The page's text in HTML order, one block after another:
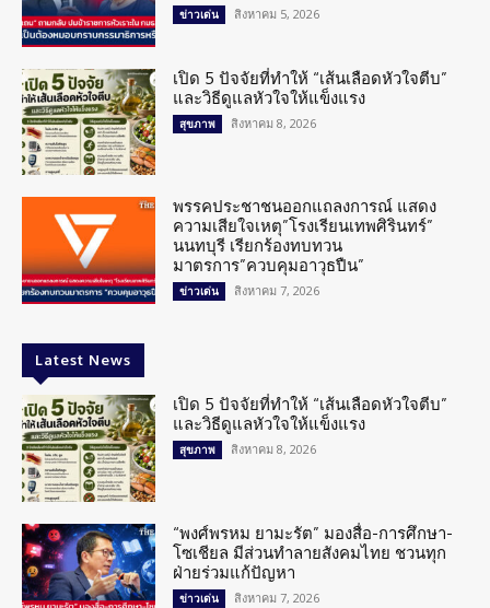
ข่าวเด่น สิงหาคม 5, 2026
เปิด 5 ปัจจัยที่ทำให้ “เส้นเลือดหัวใจตีบ”
และวิธีดูแลหัวใจให้แข็งแรง
สุขภาพ สิงหาคม 8, 2026
พรรคประชาชนออกแถลงการณ์ แสดง
ความเสียใจเหตุ”โรงเรียนเทพศิรินทร์”
นนทบุรี เรียกร้องทบทวน
มาตรการ”ควบคุมอาวุธปืน”
ข่าวเด่น สิงหาคม 7, 2026
Latest News
เปิด 5 ปัจจัยที่ทำให้ “เส้นเลือดหัวใจตีบ”
และวิธีดูแลหัวใจให้แข็งแรง
สุขภาพ สิงหาคม 8, 2026
“พงศ์พรหม ยามะรัต” มองสื่อ-การศึกษา-
โซเชียล มีส่วนทำลายสังคมไทย ชวนทุก
ฝ่ายร่วมแก้ปัญหา
ข่าวเด่น สิงหาคม 7, 2026